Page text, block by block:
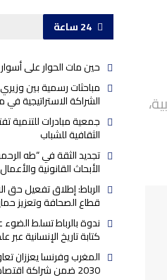
24 ساعة
حين مات الحوار على
مباحثات رسمية بين
الشراكة الاستراتيجية في
جمعية مبادرات للتنمية
الثقافية للشباب
تجديد الثقة في “طه
الأبحاث القانونية
الرباط: إطلاق تفعيل حق
قطاع الصحافة وتعزيز
ندوة بالرباط تسلط
كتابة تاريخ الإنسانية عبر
المغرب وفرنسا يعززان
2030 ضمن شراكة اقتصادية ورياضية واعدة